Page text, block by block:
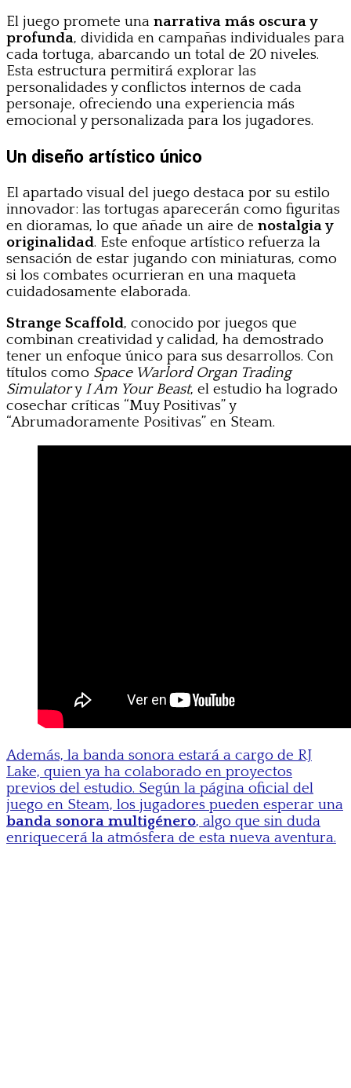
El juego promete una narrativa más oscura y
profunda, dividida en campañas individuales para
cada tortuga, abarcando un total de 20 niveles.
Esta estructura permitirá explorar las
personalidades y conflictos internos de cada
personaje, ofreciendo una experiencia más
emocional y personalizada para los jugadores.
Un diseño artístico único
El apartado visual del juego destaca por su estilo
innovador: las tortugas aparecerán como figuritas
en dioramas, lo que añade un aire de nostalgia y
originalidad. Este enfoque artístico refuerza la
sensación de estar jugando con miniaturas, como
si los combates ocurrieran en una maqueta
cuidadosamente elaborada.
Strange Scaffold, conocido por juegos que
combinan creatividad y calidad, ha demostrado
tener un enfoque único para sus desarrollos. Con
títulos como Space Warlord Organ Trading
Simulatory I Am Your Beast, el estudio ha logrado
cosechar críticas “Muy Positivas” y
“Abrumadoramente Positivas” en Steam.
Además, la banda sonora estará a cargo de RJ
Lake, quien ya ha colaborado en proyectos
previos del estudio. Según la página oficial del
juego en Steam, los jugadores pueden esperar una
banda sonora multigénero, algo que sin duda
enriquecerá la atmósfera de esta nueva aventura.